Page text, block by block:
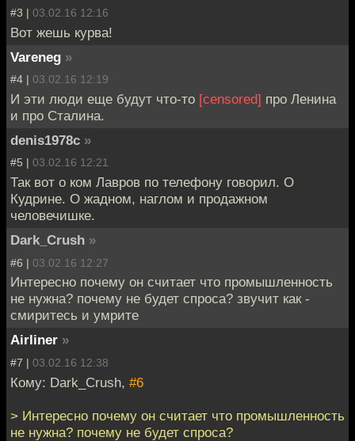
#3 | 03.02.16 12:16
Вот жешь курва!
Vareneg »
#4 | 03.02.16 12:19
И эти люди еще будут что-то [censored] про Ленина
и про Сталина.
denis1978c »
#5 | 03.02.16 12:21
Так вот о ком Лавров по телефону говорил. О
Кудрине. О жадном, наглом и продажном
человечишке.
Dark_Crush »
#6 | 03.02.16 12:27
Интересно почему он считает что промышленность
не нужна? почему не будет спроса? звучит как -
смиритесь и умрите
Airliner »
#7 | 03.02.16 12:38
Кому: Dark_Crush, #6
> Интересно почему он считает что промышленность
не нужна? почему не будет спроса?